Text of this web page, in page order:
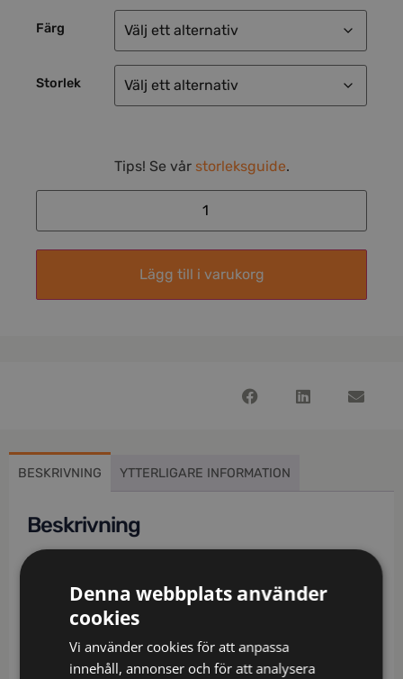
Färg
Storlek
Tips! Se vår storleksguide.
Lägg till i varukorg
BESKRIVNING YTTERLIGARE INFORMATION
Beskrivning
T-shirt i single jersey i en lätt insvängd dammodell.
Förstärkta axelsömmar och dubbelstickning runt
halsringning.
Material: 100% bomull (gråmelerad 85% bomull /
15% viskos)
Denna webbplats använder
cookies
Vi använder cookies för att anpassa
innehåll, annonser och för att analysera